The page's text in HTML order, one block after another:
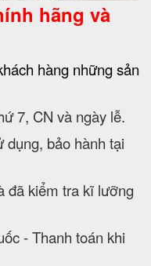
hãng và
hàng những sản
7, CN và ngày lễ.
bảo hành tại
đã kiểm tra kĩ lưỡng
- Thanh toán khi